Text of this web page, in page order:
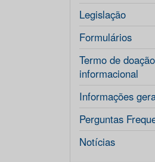
Legislação
Formulários
Termo de
informacional
Informações
Perguntas
Notícias